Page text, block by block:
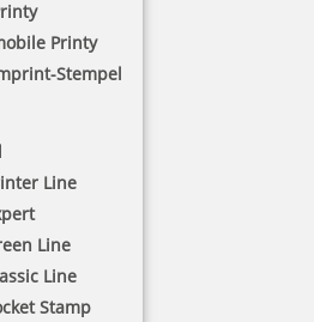
Printy
Stempel
Line
Line
Line
Stamp
aus, ob im täglichen
in Werkstätten.